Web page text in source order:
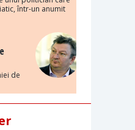
într-un anumit
de